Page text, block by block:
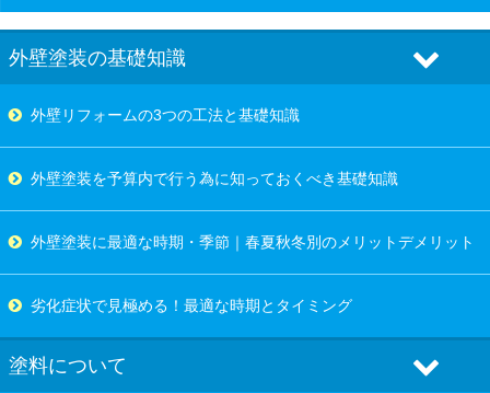
外壁塗装の基礎知識
外壁リフォームの3つの工法と基礎知識
外壁塗装を予算内で行う為に知っておくべき基礎知識
外壁塗装に最適な時期・季節｜春夏秋冬別のメリットデメリット
劣化症状で見極める！最適な時期とタイミング
塗料について